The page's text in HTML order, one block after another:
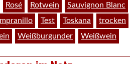
Rosé Rotwein
Sauvignon Blanc
Test Toskana
trocken
Weißburgunder Weißwein